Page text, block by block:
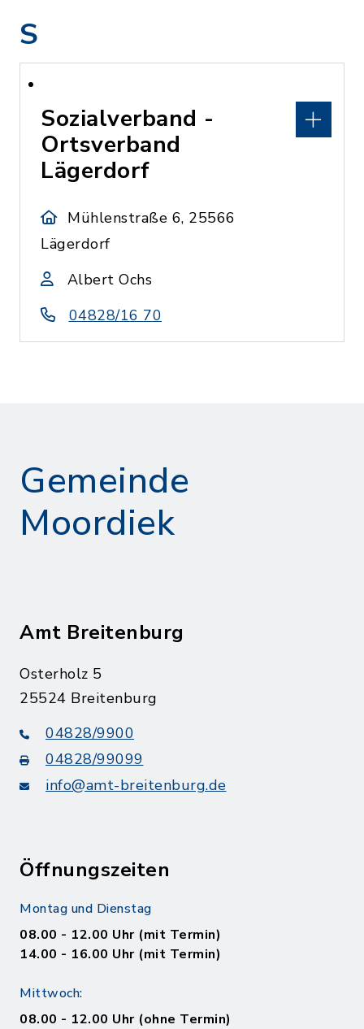
S
Sozialverband -
Ortsverband
Lägerdorf
Mühlenstraße 6, 25566
Lägerdorf
Albert Ochs
04828/16 70
Gemeinde
Moordiek
Amt Breitenburg
Osterholz 5
25524 Breitenburg
04828/9900
04828/99099
info@amt-breitenburg.de
Öffnungszeiten
Montag und Dienstag
08.00 - 12.00 Uhr (mit Termin)
14.00 - 16.00 Uhr (mit Termin)
Mittwoch:
08.00 - 12.00 Uhr (ohne Termin)